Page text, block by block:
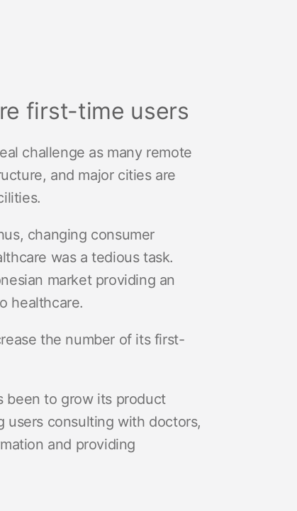
first-time users
challenge as many remote
and major cities are
changing consumer
was a tedious task.
market providing an
healthcare.
the number of its first-
been to grow its product
users consulting with doctors,
and providing